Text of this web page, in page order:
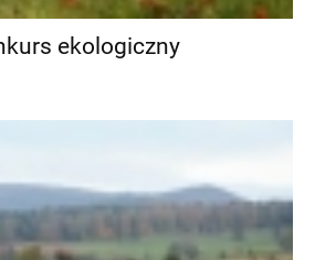
ekologiczny